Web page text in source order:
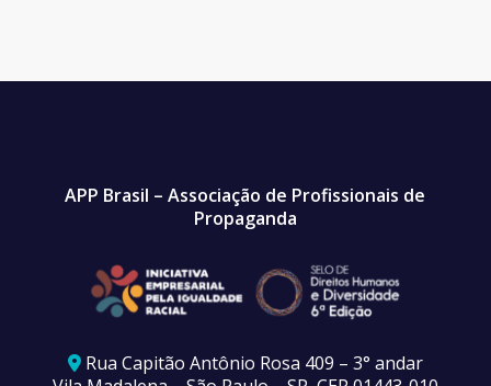
APP Brasil – Associação de Profissionais de
Propaganda
Rua Capitão Antônio Rosa 409 – 3° andar